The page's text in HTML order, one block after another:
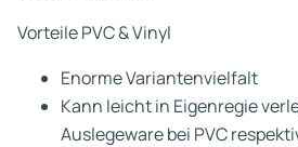
Vorteile PVC & Vinyl
Enorme Variantenvielfalt
Kann leicht in Eigenregie
Auslegeware bei PVC